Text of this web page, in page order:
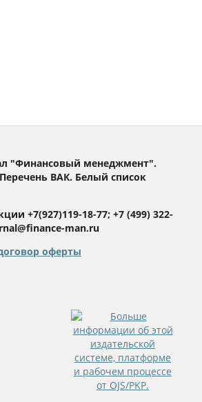
"Финансовый менеджмент".
Перечень ВАК. Белый список
+7(927)119-18-77; +7 (499) 322-
man.ru
оферты